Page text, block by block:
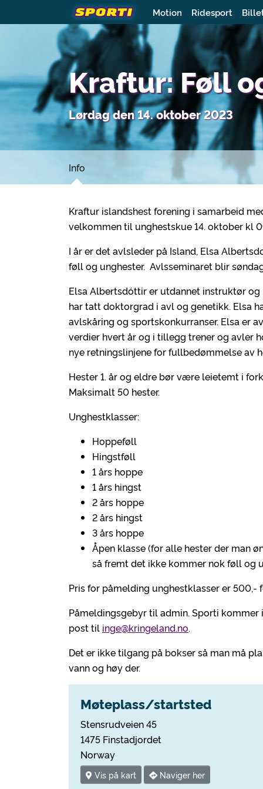
Motion Ridesport
Kraftur: Føll
Lørdag den 14. oktober 2023
Info
Kraftur islandshest forening i samarbeid
velkommen til unghestskue 14. oktober kl
I år er det avlsleder på Island, Elsa
føll og unghester. Avlsseminaret blir
Elsa Albertsdóttir er utdannet instruktør
har tatt doktorgrad i avl og genetikk. Elsa
avlskåring og sportskonkurranser. Elsa er
verdier hvert år og i tillegg trener og avler
nye retningslinjene for fullbedømmelse av
Hester 1. år og eldre bør være leietemt i
Maksimalt 50 hester.
Unghestklasser:
Hoppeføll
Hingstføll
1 års hoppe
1 års hingst
2 års hoppe
2 års hingst
3 års hoppe
Åpen klasse (for alle hester der man
så fremt det ikke kommer nok føll og
Pris for påmelding unghestklasser er 500,-
Påmeldingsgebyr til admin. Sporti
post til inge@kringeland.no.
Det er ikke tilgang på bokser så man må
vann og høy der.
Møteplass/startsted
Stensrudveien 45
1475 Finstadjordet
Norway
Vis på kart Naviger her